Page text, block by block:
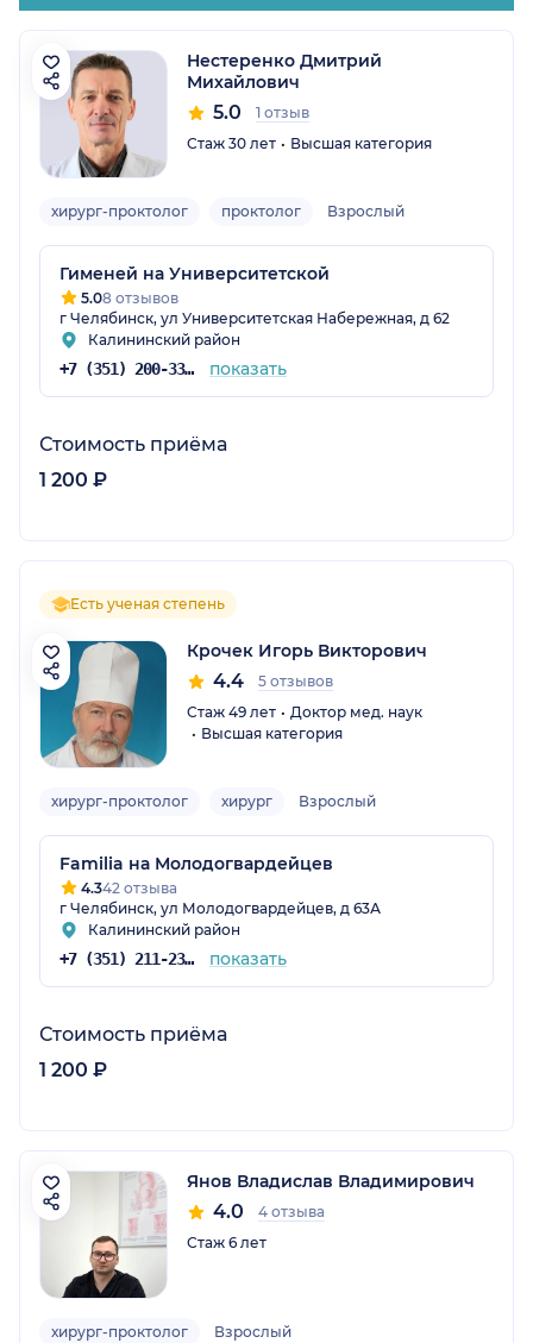
Нестеренко Дмитрий
Михайлович
5.0
1 отзыв
Стаж 30 лет
Высшая категория
хирург-проктолог проктолог Взрослый
Гименей на Университетской
5.08 отзывов
г Челябинск, ул Университетская Набережная, д 62
Калининский район
+7 (351) 200-33-10 показать
Стоимость приёма
1 200 ₽
Есть ученая степень
Крочек Игорь Викторович
4.4
5 отзывов
Стаж 49 лет
Доктор мед. наук
Высшая категория
хирург-проктолог хирург Взрослый
Familia на Молодогвардейцев
4.342 отзыва
г Челябинск, ул Молодогвардейцев, д 63А
Калининский район
+7 (351) 211-23-03 показать
Стоимость приёма
1 200 ₽
Янов Владислав Владимирович
4.0
4 отзыва
Стаж 6 лет
хирург-проктолог Взрослый